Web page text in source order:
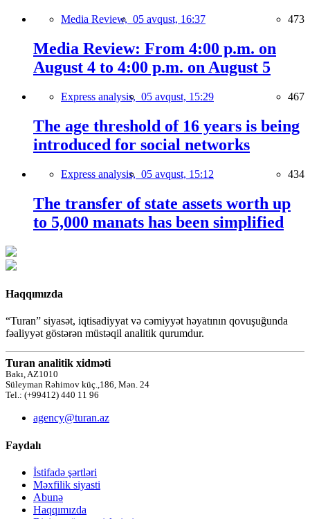
Media Review, 05 avqust, 16:37 473
Media Review: From 4:00 p.m. on
August 4 to 4:00 p.m. on August 5
Express analysis, 05 avqust, 15:29 467
The age threshold of 16 years is being
introduced for social networks
Express analysis, 05 avqust, 15:12 434
The transfer of state assets worth up
to 5,000 manats has been simplified
Haqqımızda
“Turan” siyasət, iqtisadiyyat və cəmiyyət həyatının qovuşuğunda
fəaliyyət göstərən müstəqil analitik qurumdur.
Turan analitik xidməti
Bakı, AZ1010
Süleyman Rəhimov küç.,186, Mən. 24
Tel.: (+99412) 440 11 96
agency@turan.az
Faydalı
İstifadə şərtləri
Məxfilik siyasti
Abunə
Haqqımızda